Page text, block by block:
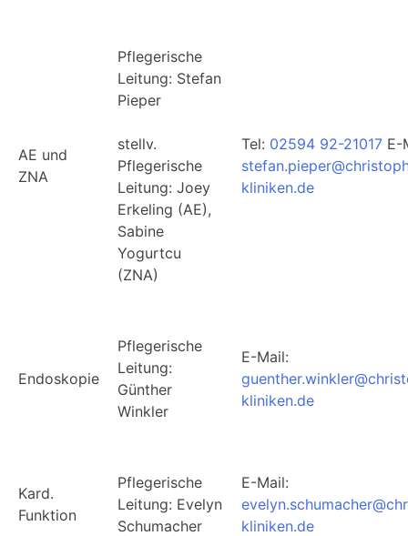
AE und
ZNA
Pflegerische
Leitung: Stefan
Pieper
stellv.
Pflegerische
Leitung: Joey
Erkeling (AE),
Sabine
Yogurtcu
(ZNA)
Tel: 02594 92-21017 E-
kliniken.de
Endoskopie
Pflegerische
Leitung:
Günther
Winkler
E-Mail:
kliniken.de
Kard.
Funktion
Pflegerische
Leitung: Evelyn
Schumacher
E-Mail:
kliniken.de